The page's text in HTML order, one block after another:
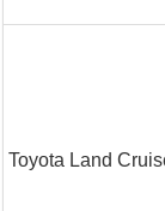
Toyota Land